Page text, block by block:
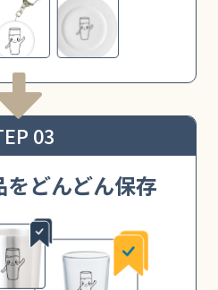
03
どんどん保存